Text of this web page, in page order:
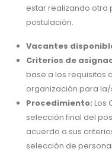
estar realizando otra
postulación.
Vacantes
Criterios de
base a los requisitos
organización para
Procedimiento: Los
selección final del
acuerdo a sus
selección de